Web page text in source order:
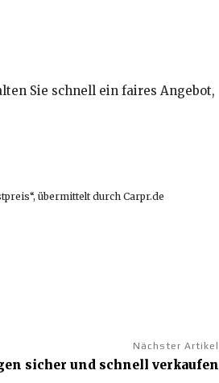
Sie schnell ein faires Angebot,
übermittelt durch Carpr.de
Nächster Artikel
sicher und schnell verkaufen